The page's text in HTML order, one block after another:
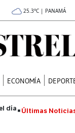
25.3°C | PANAMÁ
ECONOMÍA
Últimas